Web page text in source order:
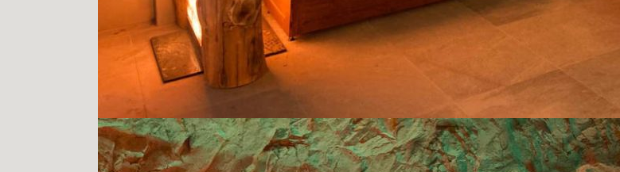
Therme Bad Zurzach 3